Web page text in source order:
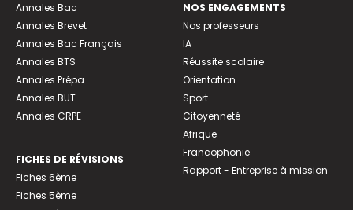
Annales Bac
Annales Brevet
Annales Bac Français
Annales BTS
Annales Prépa
Annales BUT
Annales CRPE
FICHES DE RÉVISIONS
Fiches 6ème
Fiches 5ème
NOS ENGAGEMENTS
Nos professeurs
IA
Réussite scolaire
Orientation
Sport
Citoyenneté
Afrique
Francophonie
Rapport - Entreprise à mission